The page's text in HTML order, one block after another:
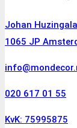
Johan
1065 JP
020 617 01 55
KvK: 75995875